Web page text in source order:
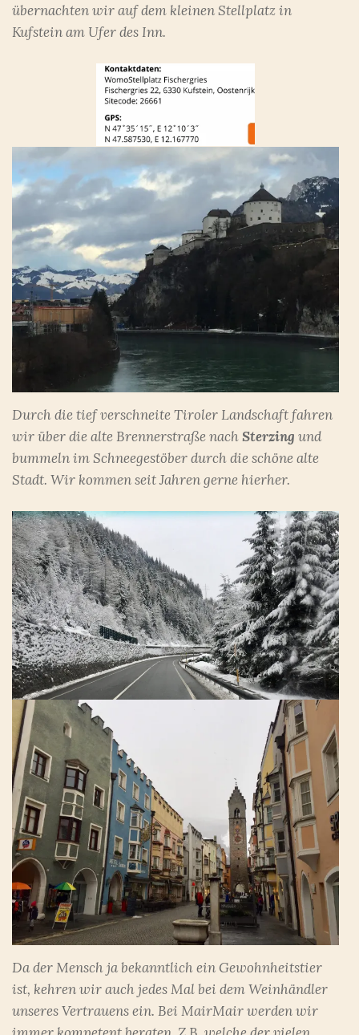
übernachten wir auf dem kleinen Stellplatz in
Kufstein am Ufer des Inn.
Durch die tief verschneite Tiroler Landschaft fahren
wir über die alte Brennerstraße nachSterzing und
bummeln im Schneegestöber durch die schöne alte
Stadt. Wir kommen seit Jahren gerne hierher.
Da der Mensch ja bekanntlich ein Gewohnheitstier
ist, kehren wir auch jedes Mal bei dem Weinhändler
unseres Vertrauens ein. Bei MairMair werden wir